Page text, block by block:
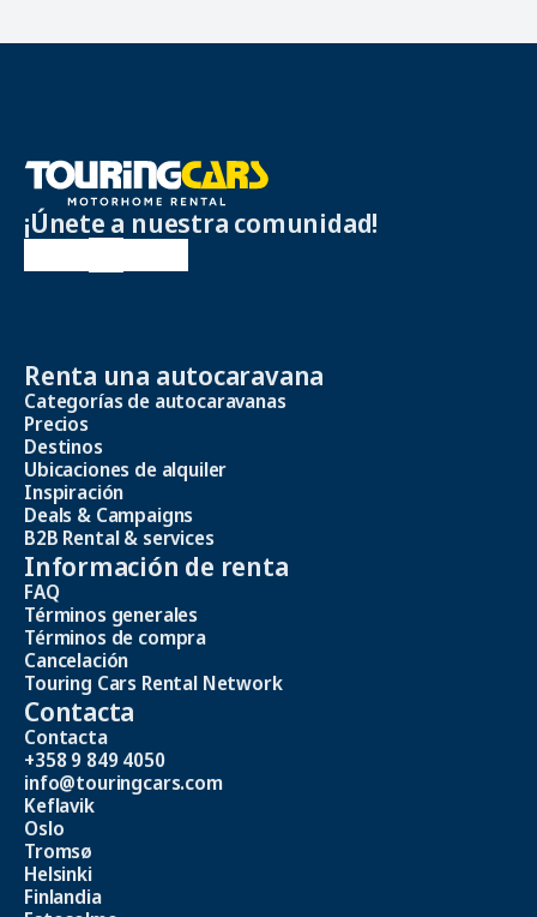
¡Únete a nuestra comunidad!
Renta una autocaravana
Categorías de autocaravanas
Precios
Destinos
Ubicaciones de alquiler
Inspiración
Deals & Campaigns
B2B Rental & services
Información de renta
FAQ
Términos generales
Términos de compra
Cancelación
Touring Cars Rental Network
Contacta
Contacta
+358 9 849 4050
info@touringcars.com
Keflavik
Oslo
Tromsø
Helsinki
Finlandia